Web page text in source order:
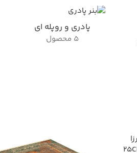
پادری و روپله ای
5 محصول